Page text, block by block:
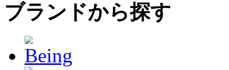
ブランドから探す